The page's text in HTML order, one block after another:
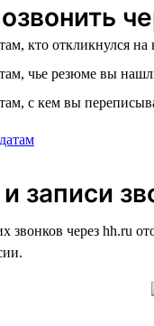
кто откликнулся
чье резюме вы
с кем вы
записи
звонков через hh.ru